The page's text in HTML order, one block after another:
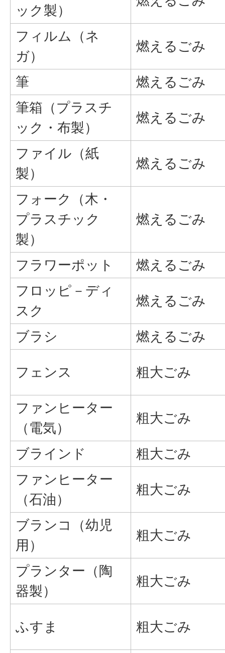
ック製）
フィルム（ネ
ガ）
燃えるごみ
筆
燃えるごみ
筆箱（プラスチ
ック・布製）
燃えるごみ
ファイル（紙
製）
燃えるごみ
フォーク（木・
プラスチック
製）
燃えるごみ
フラワーポット
燃えるごみ
フロッピ－ディ
スク
燃えるごみ
ブラシ 燃えるごみ
フェンス 粗大ごみ
ファンヒーター
（電気）
粗大ごみ
ブラインド
粗大ごみ
ファンヒーター
（石油）
粗大ごみ
ブランコ（幼児
用）
粗大ごみ
プランター（陶
器製）
粗大ごみ
ふすま 粗大ごみ